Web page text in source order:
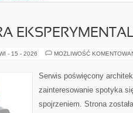
- 15 - 2026 MOŻLIWOŚĆ
Serwis poświęcony
zainteresowanie spotyka
spojrzeniem. Strona